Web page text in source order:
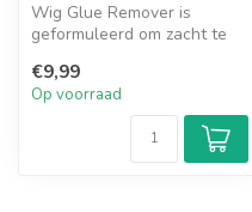
Wig Glue Remover is
geformuleerd om zacht te
tegelijkerti...
€9,99
Op voorraad